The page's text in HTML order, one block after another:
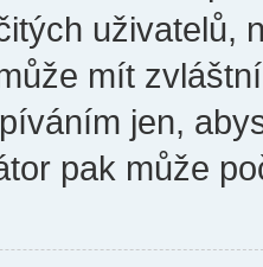
uživatelů,
mít
jen,
pak může